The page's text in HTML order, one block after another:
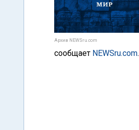
Архив NEWSru.com
сообщает NEWSru.com.